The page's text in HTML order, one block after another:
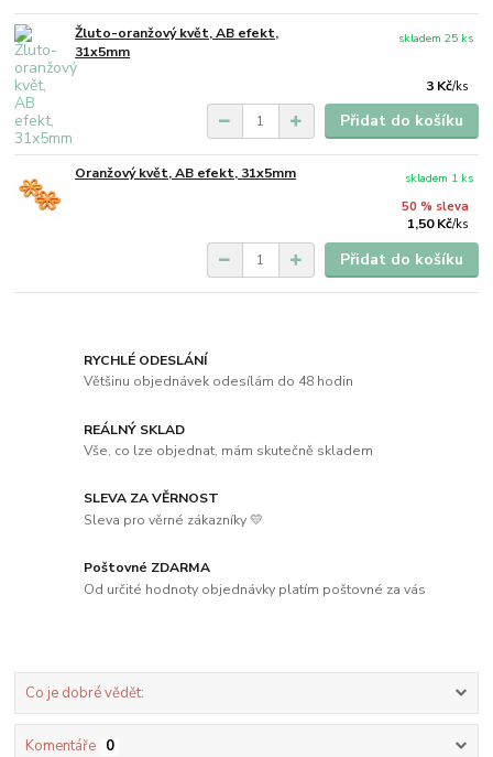
Žluto-oranžový květ, AB efekt,
31x5mm
3 Kč/ks
skladem 25 ks
Přidat do košíku
Oranžový květ, AB efekt, 31x5mm
50 % sleva
1,50 Kč/ks
skladem 1 ks
Přidat do košíku
RYCHLÉ ODESLÁNÍ
Většinu objednávek odesílám do 48 hodin
REÁLNÝ SKLAD
Vše, co lze objednat, mám skutečně skladem
SLEVA ZA VĚRNOST
Sleva pro věrné zákazníky 💛
Poštovné ZDARMA
Od určité hodnoty objednávky platím poštovné za vás
Co je dobré vědět:
Komentáře 0